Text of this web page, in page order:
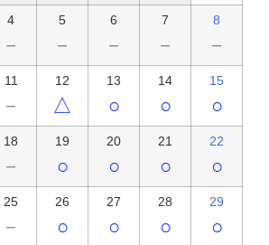
4
－
5
－
6
－
7
－
8
－
11
－
12
△
13
○
14
○
15
○
18
－
19
○
20
○
21
○
22
○
25
－
26
○
27
○
28
○
29
○